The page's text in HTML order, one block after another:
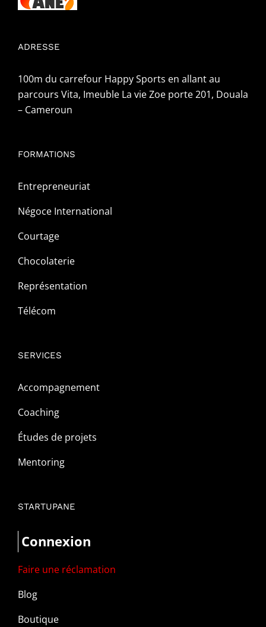
ADRESSE
100m du carrefour Happy Sports en allant au
parcours Vita, Imeuble La vie Zoe porte 201, Douala
– Cameroun
FORMATIONS
Entrepreneuriat
Négoce International
Courtage
Chocolaterie
Représentation
Télécom
SERVICES
Accompagnement
Coaching
Études de projets
Mentoring
STARTUPANE
Connexion
Faire une réclamation
Blog
Boutique